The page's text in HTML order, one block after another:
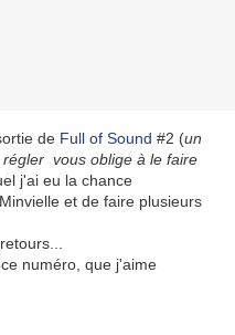
de Full of Sound #2 (un
vous oblige à le faire
j'ai eu la chance
et de faire plusieurs
numéro, que j'aime